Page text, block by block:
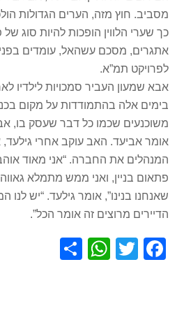
מסביב. חוץ מזה, הערים הגדולות
כך שערי הלווין הופכות להיות סוג
אתגרים, מסכם עשהאל, עומדים בפני
לפרויקט תמ”א.
אבא שמעון העביר סמכויות לילדיו
בימים אלה בהתמודדות על מקום
משוכנעים שכמו כל דבר שעסק בו,
אומר אביעד. האב עוקב אחרי גילעד,
המנהלים את החברה. “אני מאוד
פתאום בניין, ואני ממש מתמלא
שאנחנו בנינו”, אומר גילעד. “יש לנו
הדיירים מרוצים זה אומר הכל”.
F
T
W